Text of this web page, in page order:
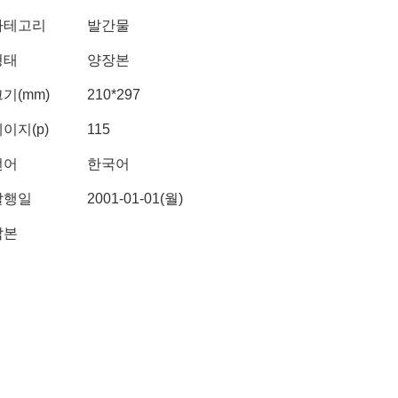
고리 발간물
양장본
기(mm) 210*297
이지(p) 115
한국어
행일 2001-01-01(월)
본